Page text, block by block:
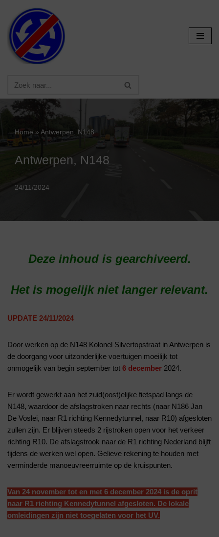
Ga
naar
de
inhoud
Home » Antwerpen, N148
Antwerpen, N148
24/11/2024
Deze inhoud is gearchiveerd.
Het is mogelijk niet langer relevant.
UPDATE 24/11/2024
Door werken op de N148 Kolonel Silvertopstraat in Antwerpen is
de doorgang voor uitzonderlijke voertuigen moeilijk tot
onmogelijk van begin september tot 6 december 2024.
Er wordt gewerkt aan het zuid(oost)elijke fietspad langs de
N148, waardoor de afslagstroken naar rechts (naar N186 Jan
De Voslei, naar R1 richting Kennedytunnel, naar R10) afgesloten
zullen zijn. Er blijven steeds 2 rijstroken open voor het verkeer
richting R10. De afslagstrook naar de R1 richting Nederland blijft
tijdens de werken wel open. Gelieve rekening te houden met
verminderde manoeuvreerruimte op de kruispunten.
Van 24 november tot en met 6 december 2024 is de oprit
naar R1 richting Kennedytunnel afgesloten. De lokale
omleidingen zijn niet toegelaten voor het UV.